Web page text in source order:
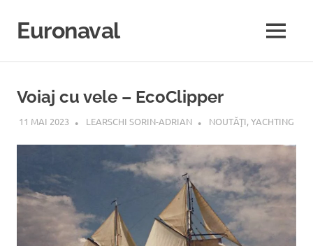
conținut
Euronaval MENU
Voiaj cu vele – EcoClipper
11 MAI 2023 LEARSCHI SORIN-ADRIAN NOUTĂŢI,YACHTING